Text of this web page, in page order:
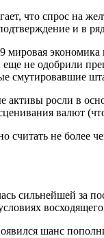
что спрос на
и в
экономика
не одобрили
активы росли в
валют
считать не более
сильнейшей за
шанс